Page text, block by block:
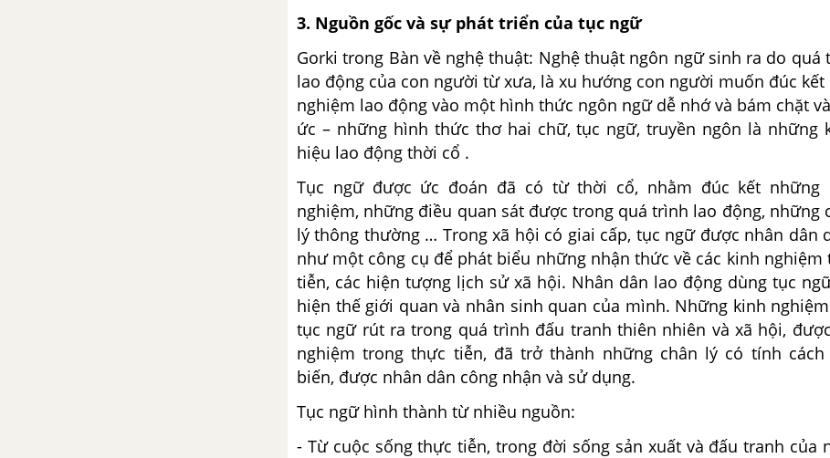
3. Nguồn gốc và sự phát triển của tục ngữ
Gorki trong Bàn về nghệ thuật: Nghệ thuật ngôn ngữ sinh ra do quá
lao động của con người từ xưa, là xu hướng con người muốn đúc kết
nghiệm lao động vào một hình thức ngôn ngữ dễ nhớ và bám chặt
ức – những hình thức thơ hai chữ, tục ngữ, truyền ngôn là những
hiệu lao động thời cổ .
Tục ngữ được ức đoán đã có từ thời cổ, nhằm đúc kết những
nghiệm, những điều quan sát được trong quá trình lao động, những
lý thông thường … Trong xã hội có giai cấp, tục ngữ được nhân dân
như một công cụ để phát biểu những nhận thức về các kinh nghiệm
tiễn, các hiện tượng lịch sử xã hội. Nhân dân lao động dùng tục
hiện thế giới quan và nhân sinh quan của mình. Những kinh
tục ngữ rút ra trong quá trình đấu tranh thiên nhiên và xã hội,
nghiệm trong thực tiễn, đã trở thành những chân lý có tính cách
biến, được nhân dân công nhận và sử dụng.
Tục ngữ hình thành từ nhiều nguồn:
- Từ cuộc sống thực tiễn, trong đời sống sản xuất và đấu tranh của